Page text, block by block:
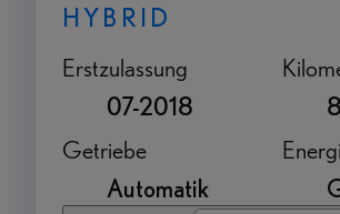
HYBRID
Erstzulassung
07-2018
Getriebe
Automatik